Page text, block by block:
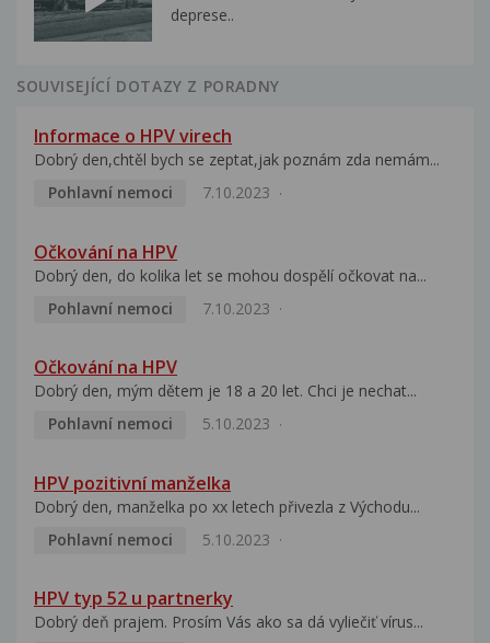
deprese..
SOUVISEJÍCÍ DOTAZY Z PORADNY
Informace o HPV virech
Dobrý den,chtěl bych se zeptat,jak poznám zda nemám...
Pohlavní nemoci
7.10.2023
Očkování na HPV
Dobrý den, do kolika let se mohou dospělí očkovat na...
Pohlavní nemoci
7.10.2023
Očkování na HPV
Dobrý den, mým dětem je 18 a 20 let. Chci je nechat...
Pohlavní nemoci
5.10.2023
HPV pozitivní manželka
Dobrý den, manželka po xx letech přivezla z Východu...
Pohlavní nemoci
5.10.2023
HPV typ 52 u partnerky
Dobrý deň prajem. Prosím Vás ako sa dá vyliečiť vírus...